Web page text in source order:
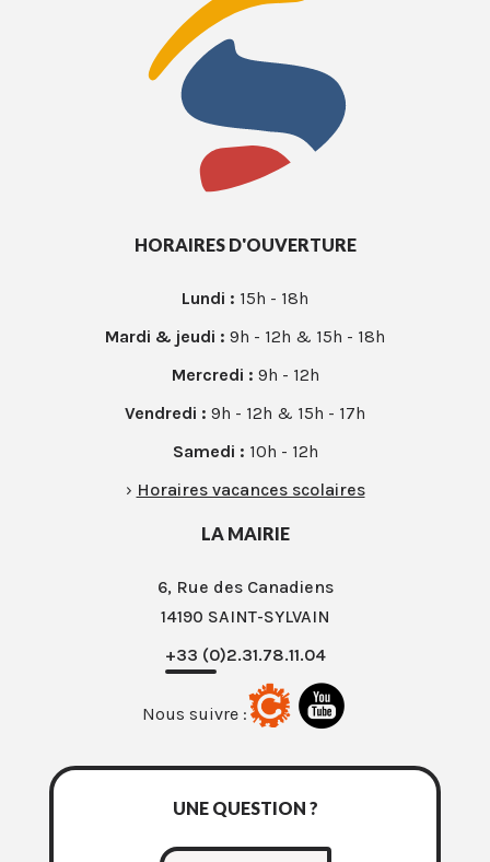
HORAIRES D'OUVERTURE
Lundi : 15h - 18h
Mardi & jeudi : 9h - 12h & 15h - 18h
Mercredi : 9h - 12h
Vendredi : 9h - 12h & 15h - 17h
Samedi : 10h - 12h
› Horaires vacances scolaires
LA MAIRIE
6, Rue des Canadiens
14190 SAINT-SYLVAIN
+33 (0)2.31.78.11.04
Nous suivre :
UNE QUESTION ?